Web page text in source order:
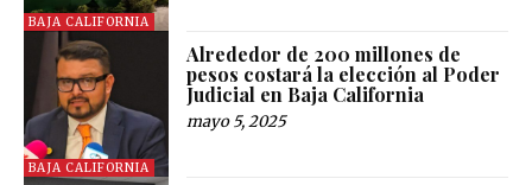
BAJA CALIFORNIA
BAJA CALIFORNIA
Alrededor de 200 millones de
pesos costará la elección al Poder
Judicial en Baja California
mayo 5, 2025